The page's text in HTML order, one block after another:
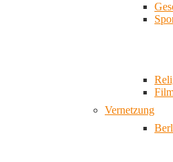
Vernetzung